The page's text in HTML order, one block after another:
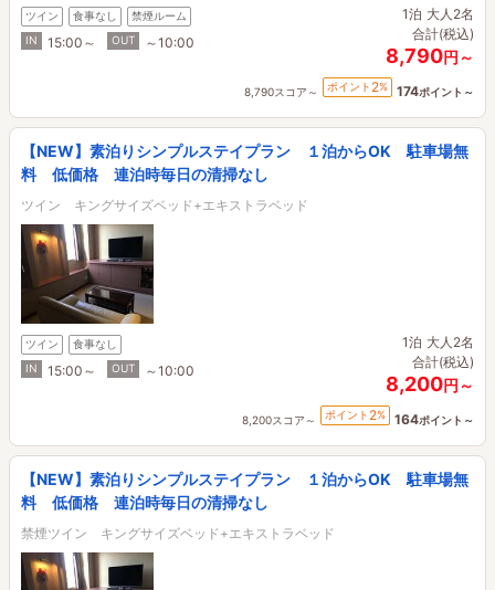
ツイン 食事なし
禁煙ルーム
IN
15:00～ OUT ～10:00
1泊 大人2名
合計(税込)
8,790円～
8,790スコア～ ポイント 2% 174ポイント～
【NEW】素泊りシンプルステイプラン １泊からOK 駐車場無
料 低価格 連泊時毎日の清掃なし
ツイン キングサイズベッド+エキストラベッド
ツイン
食事なし
IN
15:00～ OUT ～10:00
1泊 大人2名
合計(税込)
8,200円～
8,200スコア～ ポイント 2% 164ポイント～
【NEW】素泊りシンプルステイプラン １泊からOK 駐車場無
料 低価格 連泊時毎日の清掃なし
禁煙ツイン キングサイズベッド+エキストラベッド